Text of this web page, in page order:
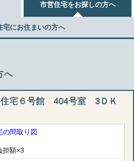
市営住宅をお探しの方へ
宅にお住まいの方へ
へ
住宅６号館 404号室 3ＤＫ
間取り図
担額×3